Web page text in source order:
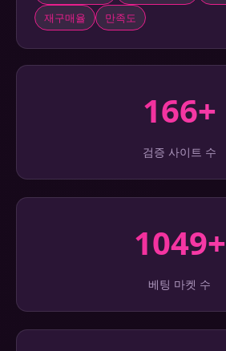
재구매율
만족도
166+
검증 사이트 수
1049+
베팅 마켓 수